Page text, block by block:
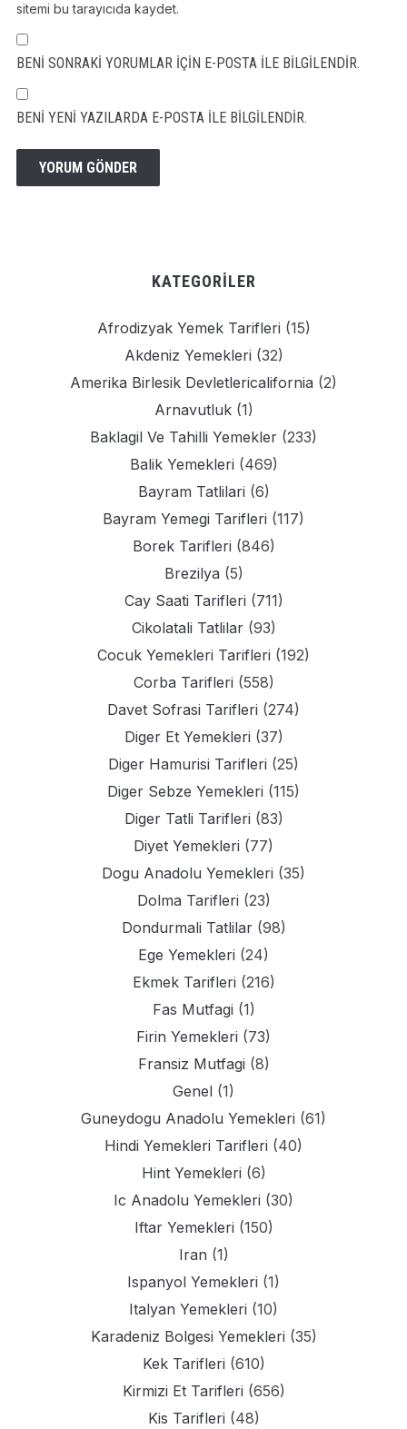
sitemi bu tarayıcıda kaydet.
BENI SONRAKI YORUMLAR IÇIN E-POSTA ILE BILGILENDIR.
BENI YENI YAZILARDA E-POSTA ILE BILGILENDIR.
KATEGORILER
Afrodizyak Yemek Tarifleri (15)
Akdeniz Yemekleri (32)
Amerika Birlesik Devletlericalifornia (2)
Arnavutluk(1)
Baklagil Ve Tahilli Yemekler (233)
Balik Yemekleri (469)
Bayram Tatlilari (6)
Bayram Yemegi Tarifleri (117)
Borek Tarifleri (846)
Brezilya (5)
Cay Saati Tarifleri (711)
Cikolatali Tatlilar(93)
Cocuk Yemekleri Tarifleri (192)
Corba Tarifleri (558)
Davet Sofrasi Tarifleri (274)
Diger Et Yemekleri (37)
Diger Hamurisi Tarifleri (25)
Diger Sebze Yemekleri (115)
Diger Tatli Tarifleri (83)
Diyet Yemekleri (77)
Dogu Anadolu Yemekleri (35)
Dolma Tarifleri (23)
Dondurmali Tatlilar(98)
Ege Yemekleri (24)
Ekmek Tarifleri (216)
Fas Mutfagi (1)
Firin Yemekleri (73)
Fransiz Mutfagi (8)
Genel (1)
Guneydogu Anadolu Yemekleri (61)
Hindi Yemekleri Tarifleri (40)
Hint Yemekleri (6)
Ic Anadolu Yemekleri (30)
Iftar Yemekleri (150)
Iran (1)
Ispanyol Yemekleri (1)
Italyan Yemekleri (10)
Karadeniz Bolgesi Yemekleri (35)
Kek Tarifleri (610)
Kirmizi Et Tarifleri (656)
Kis Tarifleri (48)